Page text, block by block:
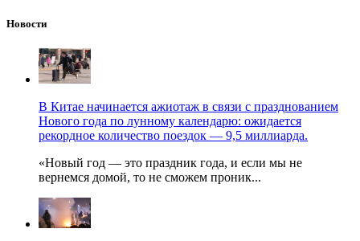
Новости
В Китае начинается ажиотаж в связи с празднованием
Нового года по лунному календарю: ожидается
рекордное количество поездок — 9,5 миллиарда.
«Новый год — это праздник года, и если мы не
вернемся домой, то не сможем проник...